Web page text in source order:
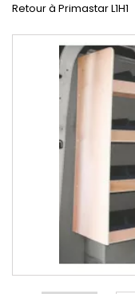
Retour à Primastar L1H1